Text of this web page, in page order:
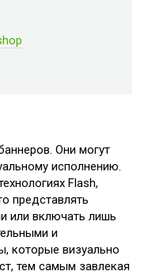
Они могут
исполнению.
Flash,
представлять
или включать лишь
и
которые визуально
тем самым завлекая